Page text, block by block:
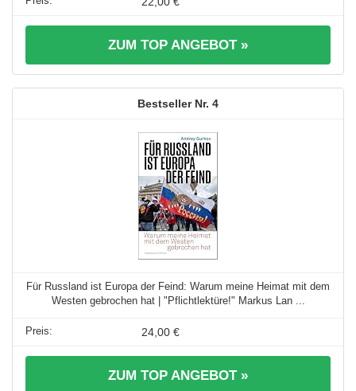
ZUM TOP ANGEBOT »
4
Für Russland ist Europa der Feind: Warum meine Heimat mit dem
Westen gebrochen hat | "Pflichtlektüre!" Markus Lan ...
24,00 €
ZUM TOP ANGEBOT »